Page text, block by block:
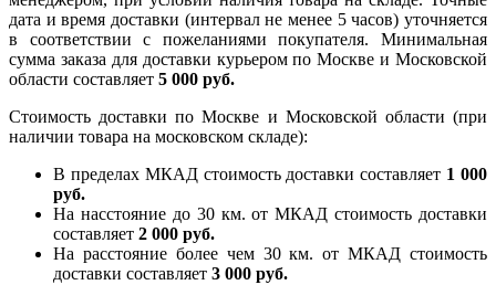
дата и время доставки (интервал не менее 5 часов) уточняется
в соответствии с пожеланиями покупателя. Минимальная
сумма заказа для доставки курьером по Москве и Московской
области составляет 5 000 руб.
Стоимость доставки по Москве и Московской области (при
наличии товара на московском складе):
В пределах МКАД стоимость доставки составляет 1 000
руб.
На насcтояние до 30 км. от МКАД стоимость доставки
составляет 2 000 руб.
На расстояние более чем 30 км. от МКАД стоимость
доставки составляет 3 000 руб.